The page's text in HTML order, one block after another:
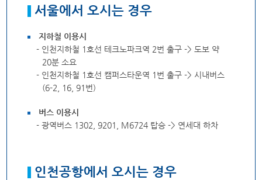
서울에서 오시는 경우
지하철 이용시
- 인천지하철 1호선 테크노파크역 2번 출구 -> 도보 약
20분 소요
- 인천지하철 1호선 캠퍼스타운역 1번 출구 -> 시내버스
(6-2, 16, 91번)
버스 이용시
- 광역버스 1302, 9201, M6724 탑승 -> 연세대 하차
인천공항에서 오시는 경우